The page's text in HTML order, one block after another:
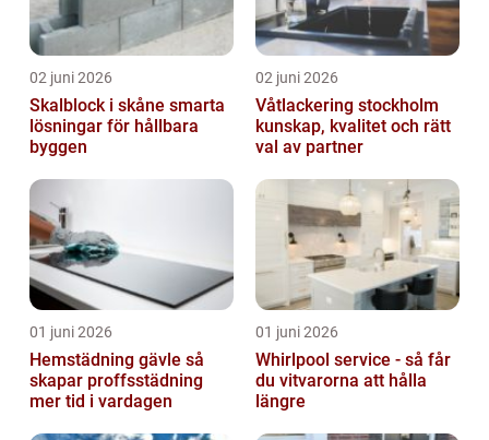
02 juni 2026
Skalblock i skåne smarta
lösningar för hållbara
byggen
02 juni 2026
Våtlackering stockholm
kunskap, kvalitet och rätt
val av partner
01 juni 2026
Hemstädning gävle så
skapar proffsstädning
mer tid i vardagen
01 juni 2026
Whirlpool service - så får
du vitvarorna att hålla
längre